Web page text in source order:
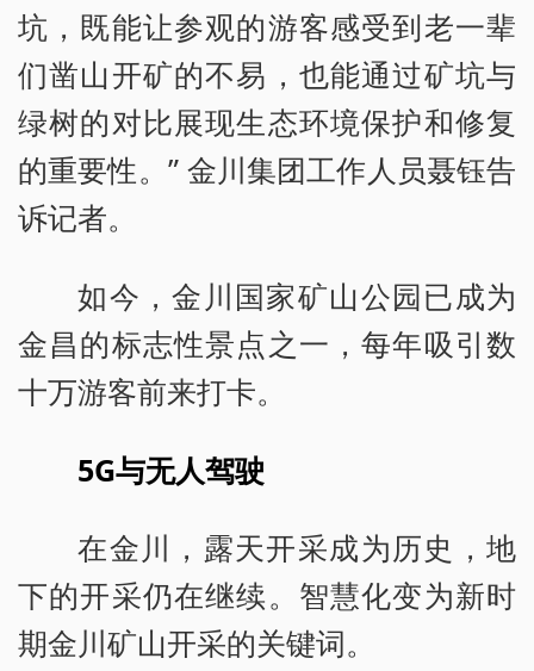
坑，既能让参观的游客感受到老一辈
们凿山开矿的不易，也能通过矿坑与
绿树的对比展现生态环境保护和修复
的重要性。” 金川集团工作人员聂钰告
诉记者。
如今，金川国家矿山公园已成为
金昌的标志性景点之一，每年吸引数
十万游客前来打卡。
5G与无人驾驶
在金川，露天开采成为历史，地
下的开采仍在继续。智慧化变为新时
期金川矿山开采的关键词。